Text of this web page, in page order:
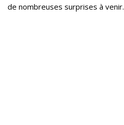
de nombreuses surprises à venir.